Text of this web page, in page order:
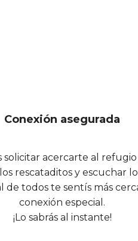
Conexión asegurada
solicitar acercarte al
rescataditos y escuchar
de todos te sentís más
conexión especial.
¡Lo sabrás al instante!